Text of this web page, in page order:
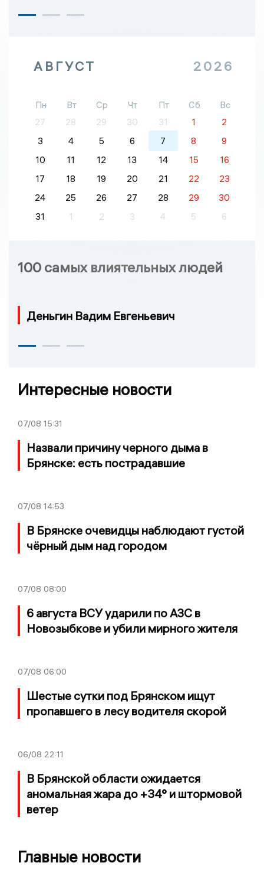
АВГУСТ 2026
Пн Вт Ср Чт Пт Сб
Вс
27
28 29 30 31 1
2
3
4 5 6 7 8
9
10
11 12 13 14 15
16
17
18 19 20 21 22
23
24
25 26 27 28 29
30
31
1 2 3 4 5 6
100 самых влиятельных людей
Деньгин Вадим Евгеньевич
Интересные новости
07/08 15:31
Назвали причину черного дыма в
Брянске: есть пострадавшие
07/08 14:53
В Брянске очевидцы наблюдают густой
чёрный дым над городом
07/08 08:00
6 августа ВСУ ударили по АЗС в
Новозыбкове и убили мирного жителя
07/08 06:00
Шестые сутки под Брянском ищут
пропавшего в лесу водителя скорой
06/08 22:11
В Брянской области ожидается
аномальная жара до +34° и штормовой
ветер
Главные новости